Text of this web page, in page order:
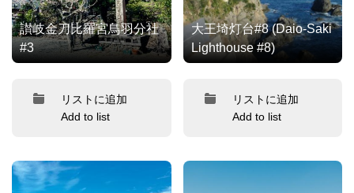
讃岐金刀比羅宮鳥羽分社
#3
リストに追加
Add to list
大王埼灯台#8 (Daio-Saki
Lighthouse #8)
リストに追加
Add to list